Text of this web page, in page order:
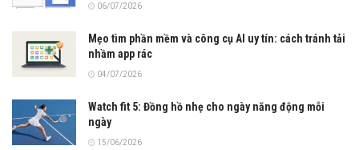
06/07/2026
Mẹo tìm phần mềm và công cụ AI uy tín: cách tránh tải
nhầm app rác
04/07/2026
Watch fit 5: Đồng hồ nhẹ cho ngày năng động mỗi
ngày
15/06/2026